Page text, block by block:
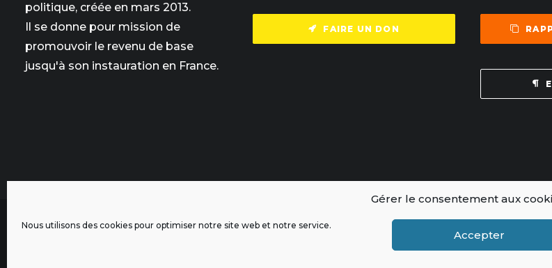
Gérer le consentement aux
Nous utilisons des cookies pour optimiser notre site web et notre service.
Accepter
politique, créée en mars 2013.
Il se donne pour mission de
promouvoir le revenu de base
jusqu'à son instauration en France.
FAIRE UN DON
L'intégralité des contenus de ce site sont publiés sous licence